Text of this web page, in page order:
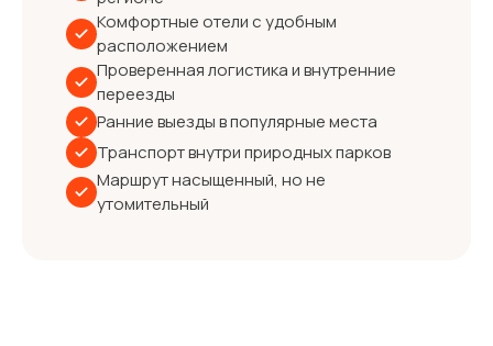
Комфортные отели с удобным
расположением
Проверенная логистика и внутренние
переезды
Ранние выезды в популярные места
Транспорт внутри природных парков
Маршрут насыщенный, но не
утомительный